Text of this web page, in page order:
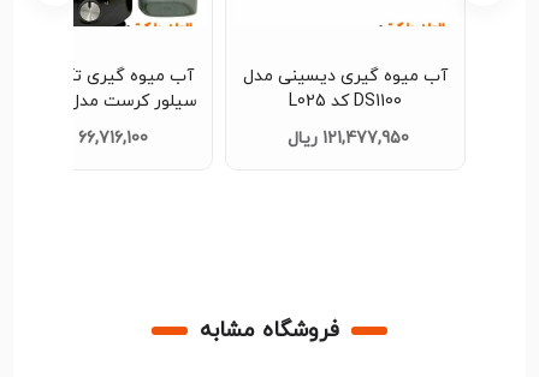
آب میوه گیری دیسینی مدل
DS1100 کد L025
121,477,950 ریال
آب میوه گیری تک کاره
L029
66,716,100 ریال
فروشگاه مشابه